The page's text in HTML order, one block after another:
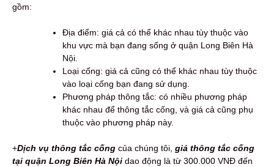
gồm:
Địa điểm: giá cả có thể khác nhau tùy thuộc vào
khu vực mà bạn đang sống ở quận Long Biên Hà
Nội.
Loại cống: giá cả cũng có thể khác nhau tùy thuộc
vào loại cống bạn đang sử dụng.
Phương pháp thông tắc: có nhiều phương pháp
khác nhau để thông tắc cống, và giá cả cũng phụ
thuộc vào phương pháp này.
+Dịch vụ thông tắc cống của chúng tôi, giá thông tắc cống
tại quận Long Biên Hà Nội dao động là từ 300.000 VNĐ đến